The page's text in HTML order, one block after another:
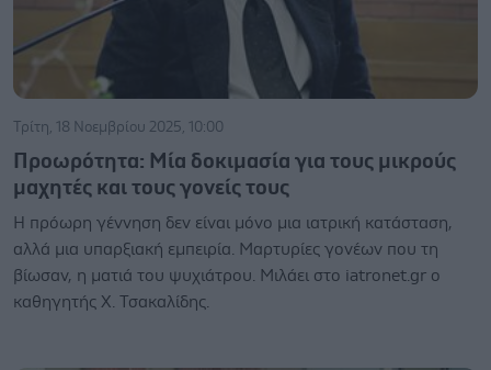
Τρίτη, 18 Νοεμβρίου 2025, 10:00
Προωρότητα: Μία δοκιμασία για τους μικρούς
μαχητές και τους γονείς τους
Η πρόωρη γέννηση δεν είναι μόνο μια ιατρική κατάσταση,
αλλά μια υπαρξιακή εμπειρία. Μαρτυρίες γονέων που τη
βίωσαν, η ματιά του ψυχιάτρου. Μιλάει στο iatronet.gr ο
καθηγητής Χ. Τσακαλίδης.